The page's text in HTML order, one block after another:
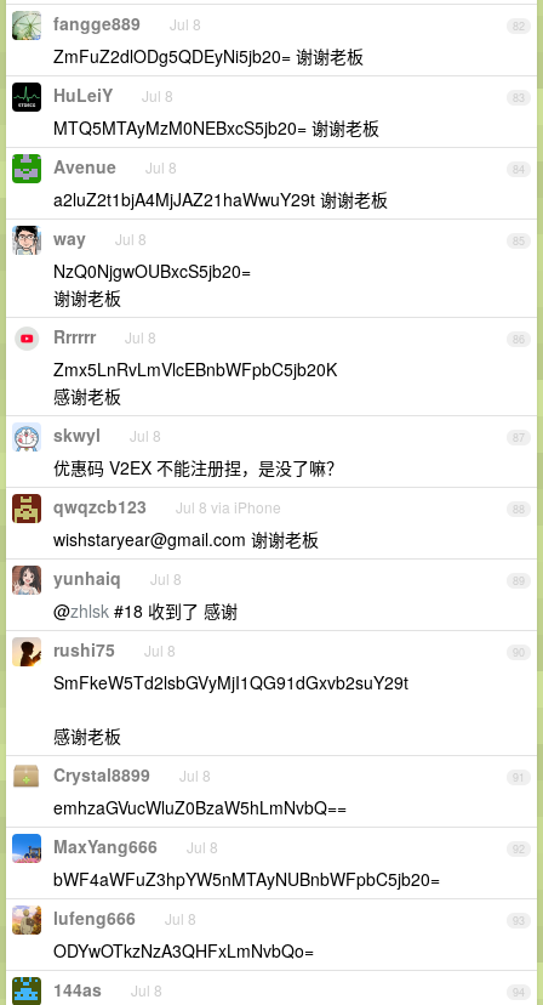
82
fangge889 Jul 8
ZmFuZ2dlODg5QDEyNi5jb20= 谢谢老板
83
HuLeiY Jul 8
MTQ5MTAyMzM0NEBxcS5jb20= 谢谢老板
84
Avenue Jul 8
a2luZ2t1bjA4MjJAZ21haWwuY29t 谢谢老板
85
way Jul 8
NzQ0NjgwOUBxcS5jb20=
谢谢老板
86
Rrrrrr Jul 8
Zmx5LnRvLmVlcEBnbWFpbC5jb20K
感谢老板
87
skwyl Jul 8
优惠码 V2EX 不能注册捏，是没了嘛？
88
qwqzcb123 Jul 8 via iPhone
wishstaryear@gmail.com 谢谢老板
89
yunhaiq Jul 8
@zhlsk #18 收到了 感谢
90
rushi75 Jul 8
SmFkeW5Td2lsbGVyMjI1QG91dGxvb2suY29t
感谢老板
91
Crystal8899 Jul 8
emhzaGVucWluZ0BzaW5hLmNvbQ==
92
MaxYang666 Jul 8
bWF4aWFuZ3hpYW5nMTAyNUBnbWFpbC5jb20=
93
lufeng666 Jul 8
ODYwOTkzNzA3QHFxLmNvbQo=
94
144as Jul 8